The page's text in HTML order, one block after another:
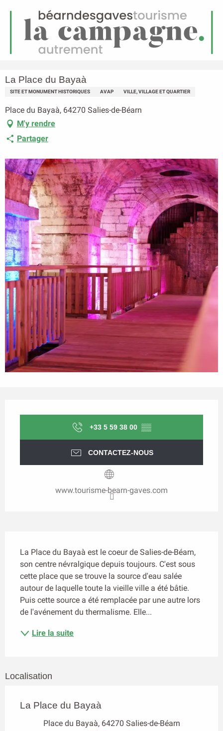
Menu
La Place du Bayaà
La Place du Bayaà
SITE ET MONUMENT HISTORIQUES AVAP VILLE, VILLAGE ET QUARTIER
Place du Bayaà, 64270 Salies-de-Béarn
M'y rendre
Partager
+33 5 59 38 00 ▒▒
CONTACTEZ-NOUS
www.tourisme-bearn-gaves.com
La Place du Bayaà est le coeur de Salies-de-Béarn,
son centre névralgique depuis toujours. C'est sous
cette place que se trouve la source d'eau salée
autour de laquelle toute la vieille ville a été bâtie.
Puis cette source a été remplacée par une autre lors
de l'avénement du thermalisme. Elle...
Lire la suite
Localisation
La Place du Bayaà
Place du Bayaà, 64270 Salies-de-Béarn